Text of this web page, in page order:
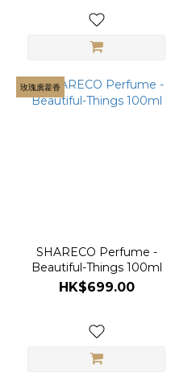
玫瑰廣藿香
SHARECO Perfume -
Beautiful-Things 100ml
HK$699.00